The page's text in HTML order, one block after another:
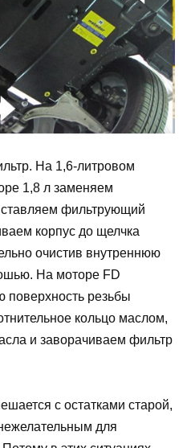
На 1,6-литровом
1,8 л заменяем
фильтрующий
корпус до щелчка
очистив внутреннюю
На моторе FD
резьбы
кольцо маслом,
и заворачиваем фильтр
с остатками старой,
для